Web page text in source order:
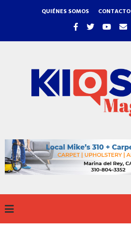
QUIÉNES SOMOS CONTACTO